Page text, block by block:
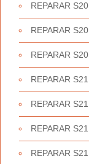
REPARAR
REPARAR
REPARAR
REPARAR
REPARAR
REPARAR
REPARAR